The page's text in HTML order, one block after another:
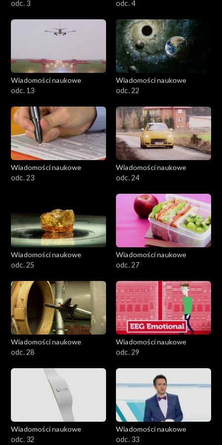
odc. 3 odc. 4
Wiadomości naukowe
odc. 13
Wiadomości naukowe
odc. 22
Wiadomości naukowe
odc. 23
Wiadomości naukowe
odc. 24
Wiadomości naukowe
odc. 25
Wiadomości naukowe
odc. 27
Wiadomości naukowe
odc. 28
Wiadomości naukowe
odc. 29
Wiadomości naukowe
odc. 32
Wiadomości naukowe
odc. 33